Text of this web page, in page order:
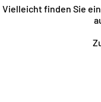
Vielleicht finden Sie